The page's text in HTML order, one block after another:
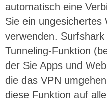
automatisch eine
Sie ein ungesichertes
verwenden.
Tunneling-Funktion
der Sie Apps und
die das VPN
diese Funktion auf